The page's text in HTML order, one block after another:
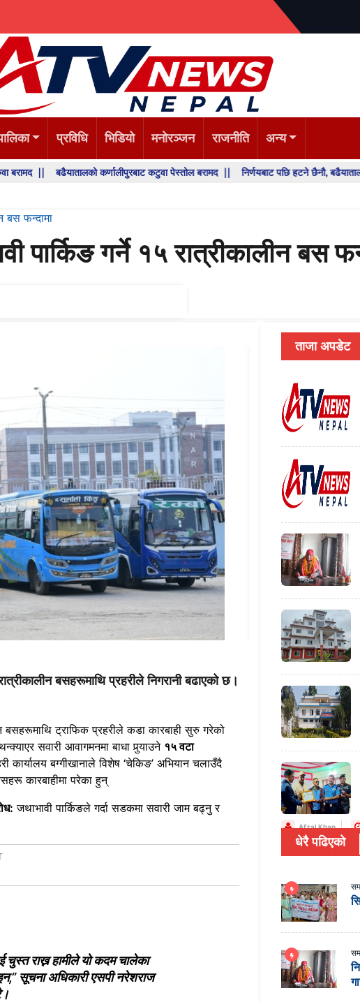
प्रविधि भिडियो मनोरञ्जन राजनीति अन्य
||बढैयातालको कर्णालीपुरबाट कटुवा पेस्तोल बरामद ||निर्णयबाट पछि हटने छैनौ, बढैयाताल
बस फन्दामा
पार्किङ गर्ने १५ रात्रीकालीन बस
बसहरूमाथि प्रहरीले निगरानी बढाएको छ।
बसहरूमाथि ट्राफिक प्रहरीले कडा कारबाही सुरु गरेको
सवारी आवागमनमा बाधा पुर्‍याउने १५ वटा
कार्यालय बग्गीखानाले विशेष ‘चेकिङ’ अभियान चलाउँदै
कारबाहीमा परेका हुन्
जथाभावी पार्किङले गर्दा सडकमा सवारी जाम बढ्नु र
चुस्त राख्न हामीले यो कदम चालेका
सूचना अधिकारीएसपी नरेशराज
ताजा अपडेट
Afzal Khan
धेरै पढिएको